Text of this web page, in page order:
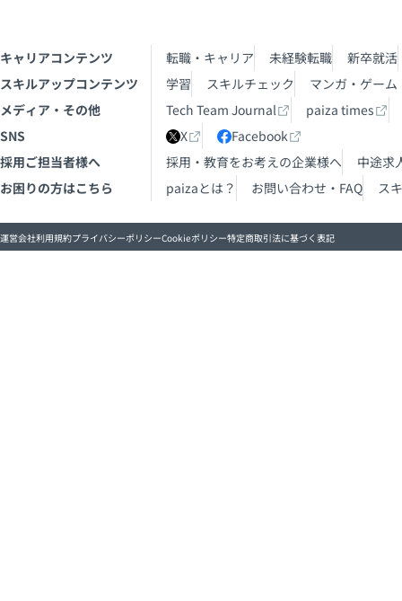
キャリアコンテンツ 転職・キャリア 未経験転職
新卒就活
スキルアップコンテンツ
学習 スキルチェック
マンガ・ゲーム
メディア・その他
Tech Team Journal
paiza times
SNS
X
Facebook
採用ご担当者様へ
採用・教育をお考えの企業様へ
中途求
お困りの方はこちら
paizaとは？ お問い合わせ・FAQ ス
運営会社利用規約プライバシーポリシーCookieポリシー特定商取引法に基づく表記